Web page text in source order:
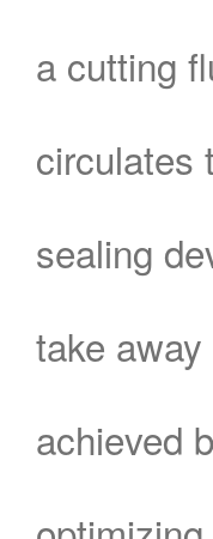
a cutting
circulates
sealing
take
achieved